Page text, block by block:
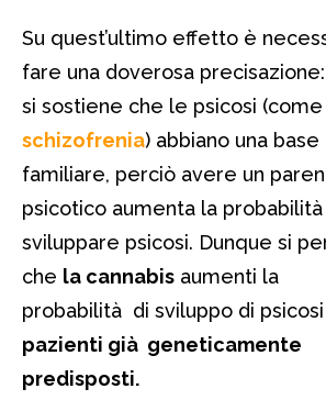
Su quest’ultimo effetto è
fare una doverosa precisazione:
si sostiene che le psicosi
schizofrenia) abbiano una base
familiare, perciò avere un
psicotico aumenta la
sviluppare psicosi. Dunque si
che la cannabis aumenti la
probabilità di sviluppo di psicosi
pazienti già geneticamente
predisposti.